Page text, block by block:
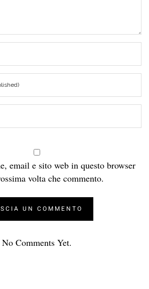
email e sito web in questo browser
volta che commento.
No Comments Yet.